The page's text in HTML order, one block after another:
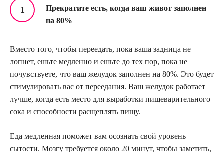
Прекратите есть, когда ваш живот заполнен
на 80%
Вместо того, чтобы переедать, пока ваша задница не
лопнет, ешьте медленно и ешьте до тех пор, пока не
почувствуете, что ваш желудок заполнен на 80%. Это будет
стимулировать вас от переедания. Ваш желудок работает
лучше, когда есть место для выработки пищеварительного
сока и способности расщеплять пищу.
Еда медленная поможет вам осознать свой уровень
сытости. Мозгу требуется около 20 минут, чтобы заметить,